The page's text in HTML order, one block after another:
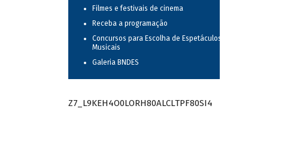
Filmes e festivais de cinema
Receba a programação
Concursos para Escolha de Espetáculos
Musicais
Galeria BNDES
Z7_L9KEH4O0LORH80ALCLTPF80SI4